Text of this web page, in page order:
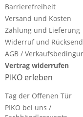
Barrierefreiheit
Versand und Kosten
Zahlung und Lieferung
Widerruf und
AGB /
Vertrag widerrufen
PIKO erleben
Tag der Offenen Tür
PIKO bei uns /